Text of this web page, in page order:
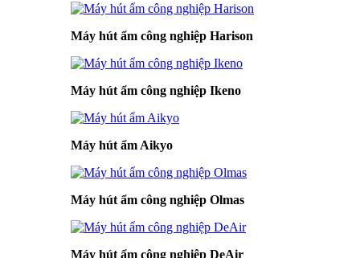
Máy hút ẩm công nghiệp Harison
Máy hút ẩm công nghiệp Ikeno
Máy hút ẩm Aikyo
Máy hút ẩm công nghiệp Olmas
Máy hút ẩm công nghiệp DeAir